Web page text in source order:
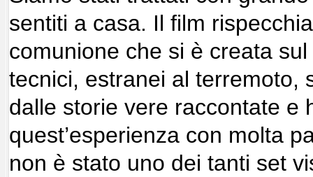
sentiti a casa. Il film
comunione che si è creata
tecnici, estranei al terremoto,
dalle storie vere raccontate e
quest’esperienza con molta
non è stato uno dei tanti set